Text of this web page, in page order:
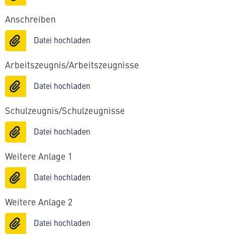
Anschreiben
Datei hochladen
Arbeitszeugnis/Arbeitszeugnisse
Datei hochladen
Schulzeugnis/Schulzeugnisse
Datei hochladen
Weitere Anlage 1
Datei hochladen
Weitere Anlage 2
Datei hochladen